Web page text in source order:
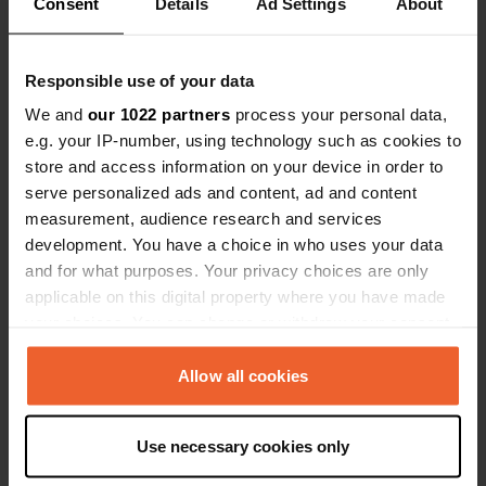
Responsible use of your data
We and our 1022 partners process your personal data,
e.g. your IP-number, using technology such as cookies to
store and access information on your device in order to
serve personalized ads and content, ad and content
measurement, audience research and services
development. You have a choice in who uses your data
and for what purposes. Your privacy choices are only
applicable on this digital property where you have made
any time from the Cookie Declaration or by clicking on
the Privacy trigger icon.
Collect information about your geographical location
Allow all cookies
Use necessary cookies only
amende
plaçant la
green.
Contact
Emplacement
North Haugh
Copie
56° 20' 29" N 2° 48' 26" W
Copie
56.34138 -2.80728